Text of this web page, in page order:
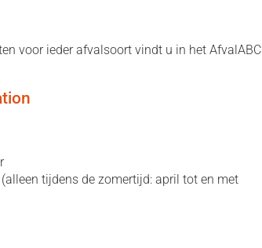
voor ieder afvalsoort vindt u in het AfvalABC
tijdens de zomertijd: april tot en met